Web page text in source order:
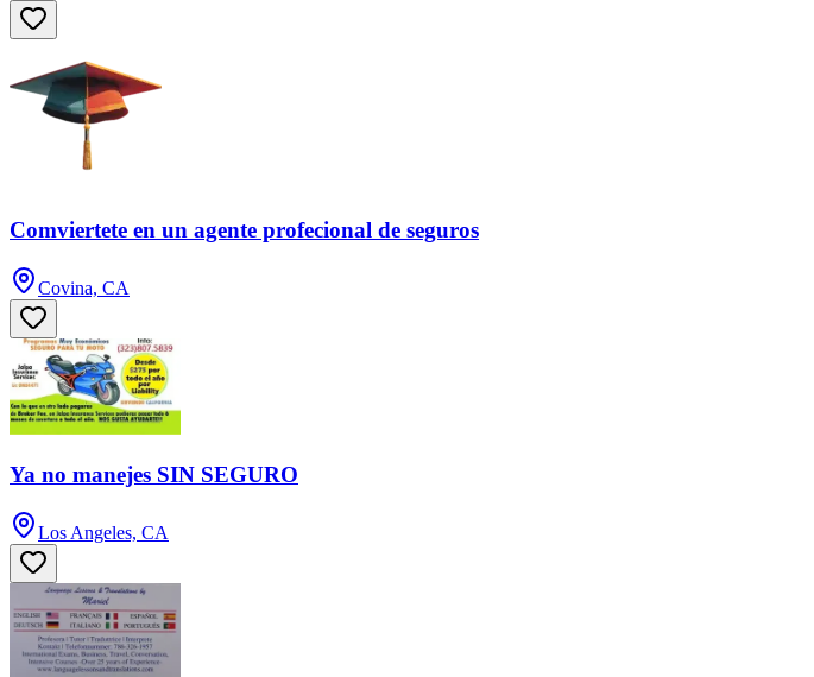
Comviertete en un agente profecional de seguros
Covina, CA
Ya no manejes SIN SEGURO
Los Angeles, CA